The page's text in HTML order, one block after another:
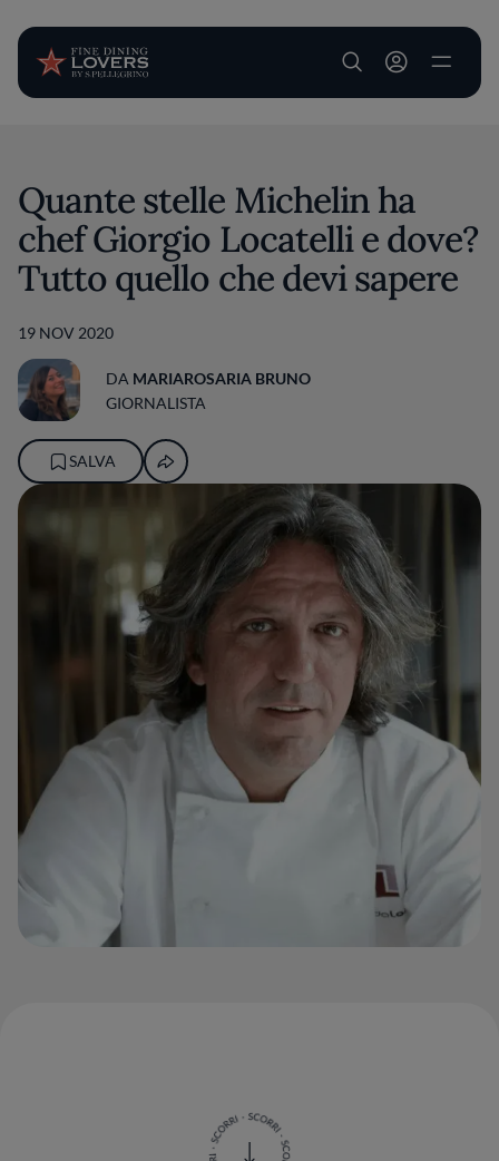
User account
Quante stelle Michelin ha
chef Giorgio Locatelli e dove?
Tutto quello che devi sapere
19 NOV 2020
DA MARIAROSARIA BRUNO
GIORNALISTA
SALVA